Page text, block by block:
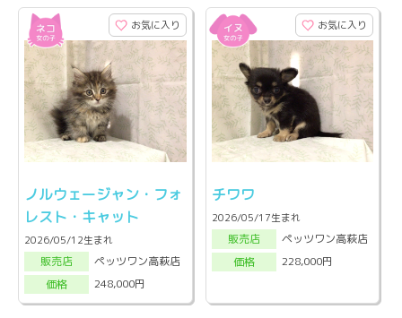
お気に入り
ノルウェージャン・フォ
レスト・キャット
2026/05/12生まれ
販売店
ペッツワン高萩店
価格
248,000円
お気に入り
チワワ
2026/05/17生まれ
販売店
ペッツワン高萩店
価格
228,000円